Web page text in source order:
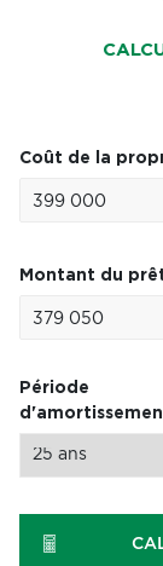
Coût de la
Montant du
Période